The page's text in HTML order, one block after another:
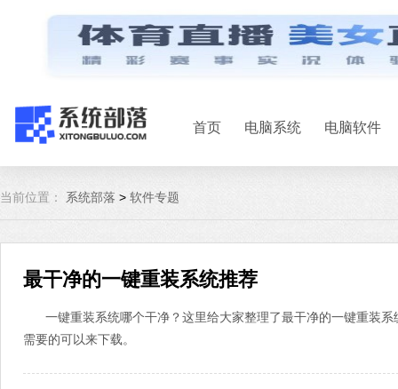
首页 电脑系统 电脑软件
当前位置： 系统部落 > 软件专题
最干净的一键重装系统推荐
一键重装系统哪个干净？这里给大家整理了最干净的一键重装
需要的可以来下载。